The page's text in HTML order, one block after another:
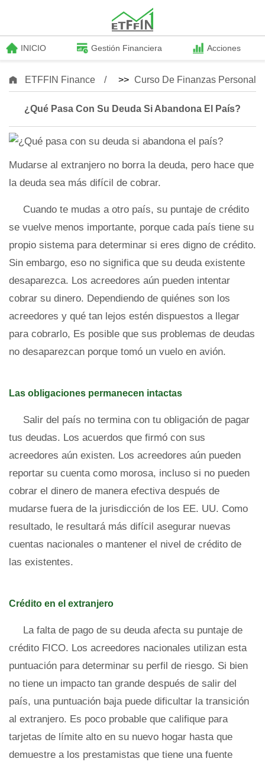
INICIO Gestión Financiera Acciones
ETFFIN Finance >> Curso De Finanzas
¿Qué Pasa Con Su Deuda Si Abandona El País?
Mudarse al extranjero no borra la deuda, pero hace que
la deuda sea más difícil de cobrar.
Cuando te mudas a otro país, su puntaje de crédito
se vuelve menos importante, porque cada país tiene su
propio sistema para determinar si eres digno de crédito.
Sin embargo, eso no significa que su deuda existente
desaparezca. Los acreedores aún pueden intentar
cobrar su dinero. Dependiendo de quiénes son los
acreedores y qué tan lejos estén dispuestos a llegar
para cobrarlo, Es posible que sus problemas de deudas
no desaparezcan porque tomó un vuelo en avión.
Las obligaciones permanecen intactas
Salir del país no termina con tu obligación de pagar
tus deudas. Los acuerdos que firmó con sus
acreedores aún existen. Los acreedores aún pueden
reportar su cuenta como morosa, incluso si no pueden
cobrar el dinero de manera efectiva después de
mudarse fuera de la jurisdicción de los EE. UU. Como
resultado, le resultará más difícil asegurar nuevas
cuentas nacionales o mantener el nivel de crédito de
las existentes.
Crédito en el extranjero
La falta de pago de su deuda afecta su puntaje de
crédito FICO. Los acreedores nacionales utilizan esta
puntuación para determinar su perfil de riesgo. Si bien
no tiene un impacto tan grande después de salir del
país, una puntuación baja puede dificultar la transición
al extranjero. Es poco probable que califique para
tarjetas de límite alto en su nuevo hogar hasta que
demuestre a los prestamistas que tiene una fuente